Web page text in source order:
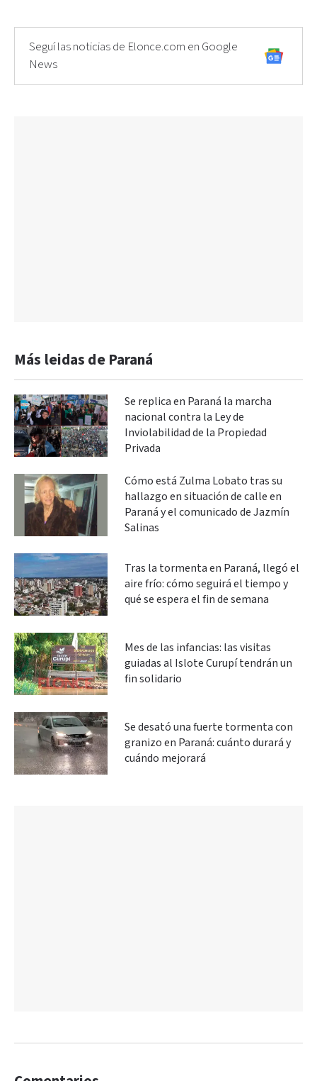
Seguí las noticias de Elonce.com en Google
News
Más leidas de Paraná
Se replica en Paraná la marcha
nacional contra la Ley de
Inviolabilidad de la Propiedad
Privada
Cómo está Zulma Lobato tras su
hallazgo en situación de calle en
Paraná y el comunicado de Jazmín
Salinas
Tras la tormenta en Paraná, llegó el
aire frío: cómo seguirá el tiempo y
qué se espera el fin de semana
Mes de las infancias: las visitas
guiadas al Islote Curupí tendrán un
fin solidario
Se desató una fuerte tormenta con
granizo en Paraná: cuánto durará y
cuándo mejorará